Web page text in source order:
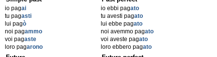
io pagai
tu pagasti
lui pagò
noi pagammo
voi pagaste
loro pagarono
io ebbi pagato
tu avesti pagato
lui ebbe pagato
noi avemmo pagato
voi aveste pagato
loro ebbero pagato